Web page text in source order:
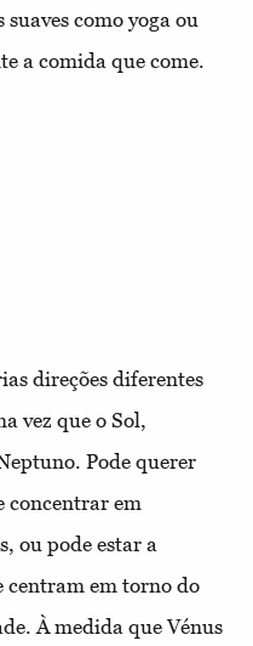
como yoga ou
a comida que come.
direções diferentes
vez que o Sol,
Pode querer
concentrar em
ou pode estar a
centram em torno do
À medida que Vénus